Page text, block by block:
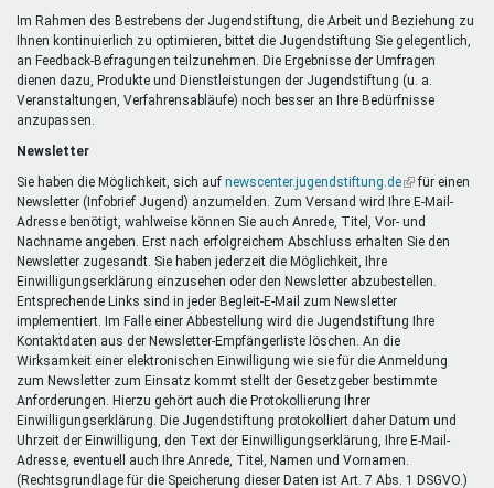
Im Rahmen des Bestrebens der Jugendstiftung, die Arbeit und Beziehung zu
Ihnen kontinuierlich zu optimieren, bittet die Jugendstiftung Sie gelegentlich,
an Feedback-Befragungen teilzunehmen. Die Ergebnisse der Umfragen
dienen dazu, Produkte und Dienstleistungen der Jugendstiftung (u. a.
Veranstaltungen, Verfahrensabläufe) noch besser an Ihre Bedürfnisse
anzupassen.
Newsletter
Sie haben die Möglichkeit, sich auf newscenter.jugendstiftung.de(Link
ist
extern)
für einen
Newsletter (Infobrief Jugend) anzumelden. Zum Versand wird Ihre E-Mail-
Adresse benötigt, wahlweise können Sie auch Anrede, Titel, Vor- und
Nachname angeben. Erst nach erfolgreichem Abschluss erhalten Sie den
Newsletter zugesandt. Sie haben jederzeit die Möglichkeit, Ihre
Einwilligungserklärung einzusehen oder den Newsletter abzubestellen.
Entsprechende Links sind in jeder Begleit-E-Mail zum Newsletter
implementiert. Im Falle einer Abbestellung wird die Jugendstiftung Ihre
Kontaktdaten aus der Newsletter-Empfängerliste löschen. An die
Wirksamkeit einer elektronischen Einwilligung wie sie für die Anmeldung
zum Newsletter zum Einsatz kommt stellt der Gesetzgeber bestimmte
Anforderungen. Hierzu gehört auch die Protokollierung Ihrer
Einwilligungserklärung. Die Jugendstiftung protokolliert daher Datum und
Uhrzeit der Einwilligung, den Text der Einwilligungserklärung, Ihre E-Mail-
Adresse, eventuell auch Ihre Anrede, Titel, Namen und Vornamen.
(Rechtsgrundlage für die Speicherung dieser Daten ist Art. 7 Abs. 1 DSGVO.)